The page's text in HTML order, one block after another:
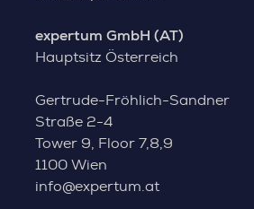
expertum GmbH (AT)
Hauptsitz Österreich
Gertrude-Fröhlich-Sandner
Straße 2-4
Tower 9, Floor 7,8,9
1100 Wien
info@expertum.at